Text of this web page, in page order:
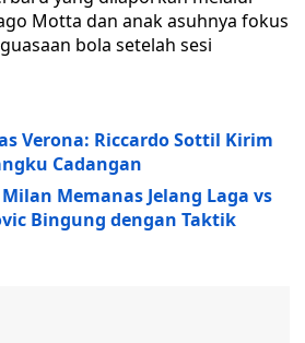
Motta dan anak asuhnya fokus
bola setelah sesi
Verona: Riccardo Sottil Kirim
Cadangan
Memanas Jelang Laga vs
Bingung dengan Taktik